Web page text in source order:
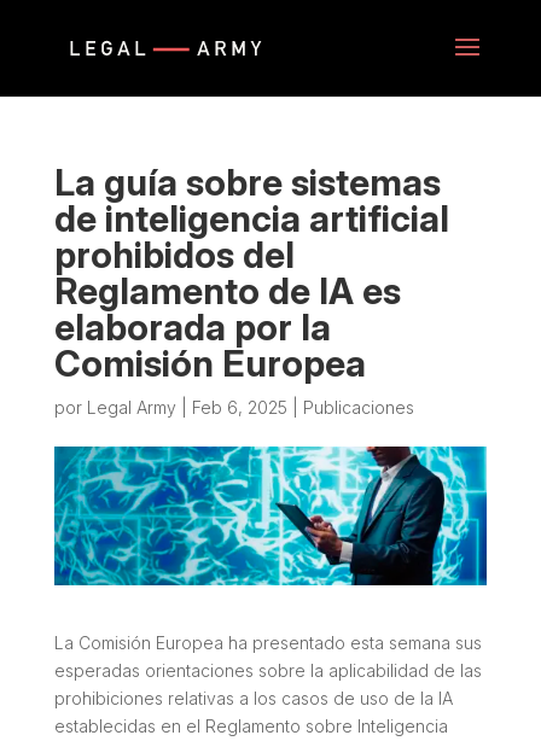
La guía sobre sistemas
de inteligencia artificial
prohibidos del
Reglamento de IA es
elaborada por la
Comisión Europea
por Legal Army Feb 6, 2025 Publicaciones
La Comisión Europea ha presentado esta semana sus
esperadas orientaciones sobre la aplicabilidad de las
prohibiciones relativas a los casos de uso de la IA
establecidas en el Reglamento sobre Inteligencia